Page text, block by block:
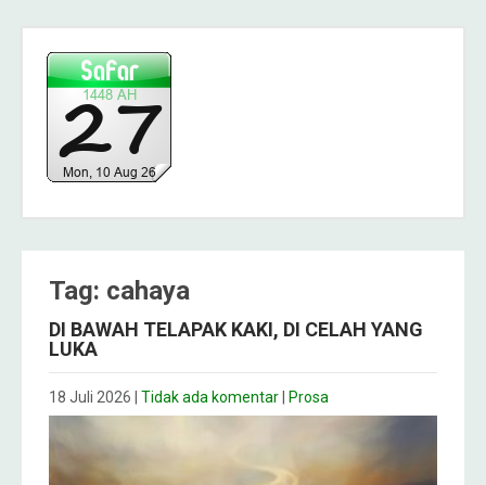
Tag: cahaya
DI BAWAH TELAPAK KAKI, DI CELAH YANG
LUKA
18 Juli 2026 Tidak ada komentar Prosa